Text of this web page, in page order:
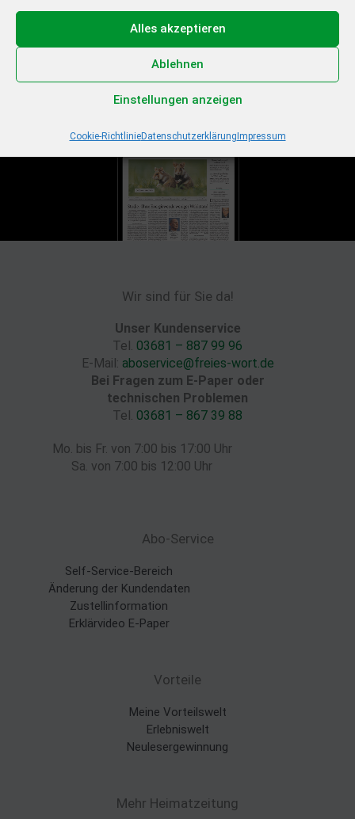
Alles akzeptieren
Ablehnen
Einstellungen anzeigen
Cookie-RichtlinieDatenschutzerklärungImpressum
Ihr Gewinn
Jetzt zum Sonderpreis lesen und eine 3-tägige
Sommerreise gewinnen!
Zum Deal
Wir sind für Sie da!
Unser Kundenservice
Tel. 03681 – 887 99 96
E-Mail: aboservice@freies-wort.de
Bei Fragen zum E-Paper oder
technischen Problemen
Tel. 03681 – 867 39 88
Mo. bis Fr. von 7:00 bis 17:00 Uhr
Sa. von 7:00 bis 12:00 Uhr
Abo-Service
Self-Service-Bereich
Änderung der Kundendaten
Zustellinformation
Erklärvideo E-Paper
Vorteile
Meine Vorteilswelt
Erlebniswelt
Neulesergewinnung
Mehr Heimatzeitung